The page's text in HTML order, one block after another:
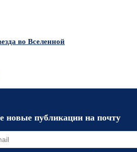
во Вселенной
новые публикации на почту